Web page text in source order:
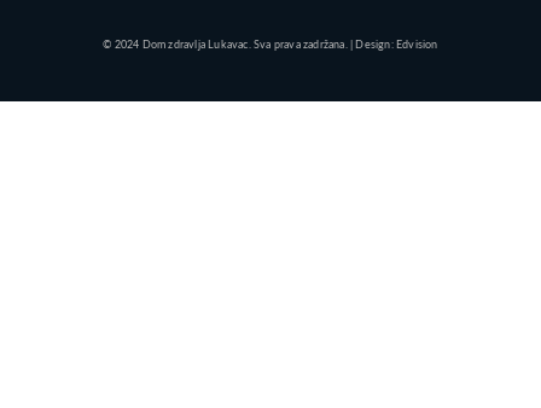
© 2024 Dom zdravlja Lukavac. Sva prava zadržana. | Design: Edvision